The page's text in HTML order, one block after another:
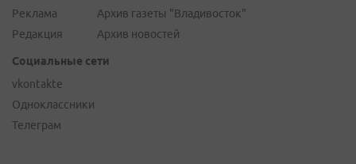
Реклама
Редакция
Архив газеты "Владивосток"
Архив новостей
Социальные сети
vkontakte
Одноклассники
Телеграм